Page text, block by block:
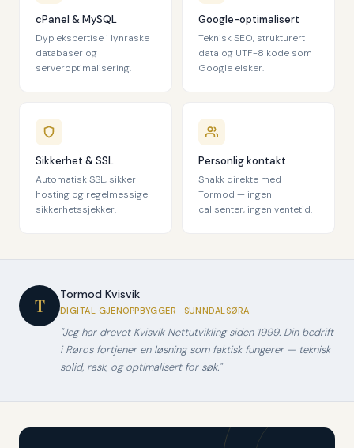
cPanel & MySQL
Dyp ekspertise i lynraske
databaser og
serveroptimalisering.
Google-optimalisert
Teknisk SEO, strukturert
data og UTF-8 kode som
Google elsker.
Sikkerhet & SSL
Automatisk SSL, sikker
hosting og regelmessige
sikkerhetssjekker.
Personlig kontakt
Snakk direkte med
Tormod — ingen
callsenter, ingen ventetid.
T
Tormod Kvisvik
DIGITAL GJENOPPBYGGER · SUNNDALSØRA
"Jeg har drevet Kvisvik Nettutvikling siden 1999. Din bedrift
i Røros fortjener en løsning som faktisk fungerer — teknisk
solid, rask, og optimalisert for søk."